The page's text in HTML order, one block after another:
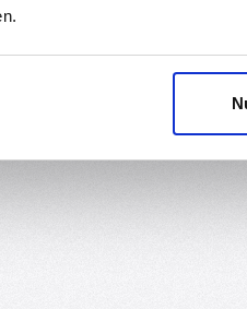
besitzt einen Einschub um
Heizpatrone.